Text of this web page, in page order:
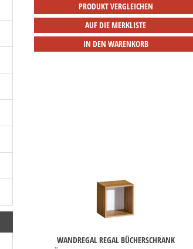
PRODUKT VERGLEICHEN
AUF DIE MERKLISTE
IN DEN WARENKORB
WANDREGAL REGAL BÜCHERSCHRANK